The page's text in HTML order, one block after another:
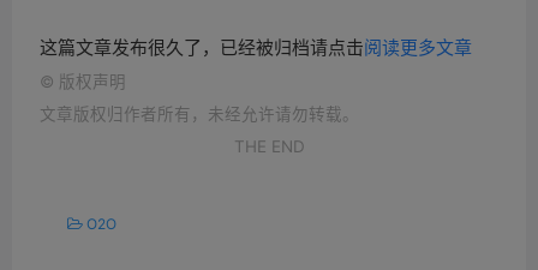
这篇文章发布很久了，已经被归档请点击阅读更多文章
© 版权声明
文章版权归作者所有，未经允许请勿转载。
THE END
O2O